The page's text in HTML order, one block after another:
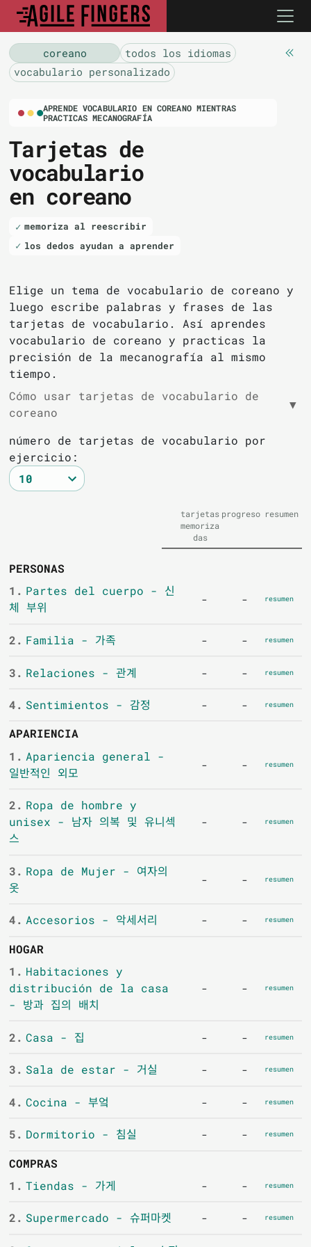
coreano
todos los idiomas
vocabulario personalizado
APRENDE VOCABULARIO EN COREANO MIENTRAS
PRACTICAS MECANOGRAFÍA
Tarjetas de
vocabulario
en coreano
memoriza al reescribir
los dedos ayudan a aprender
Elige un tema de vocabulario de coreano y
luego escribe palabras y frases de las
tarjetas de vocabulario. Así aprendes
vocabulario de coreano y practicas la
precisión de la mecanografía al mismo
tiempo.
Cómo usar tarjetas de vocabulario de
coreano
▼
número de tarjetas de vocabulario por
ejercicio:
tarjetas
memoriza
das
progreso resumen
PERSONAS
1. Partes del cuerpo - 신
체 부위
- - resumen
2. Familia - 가족 - - resumen
3. Relaciones - 관계 - - resumen
4. Sentimientos - 감정 - - resumen
APARIENCIA
1. Apariencia general -
일반적인 외모
- - resumen
2. Ropa de hombre y
unisex - 남자 의복 및 유니섹
스
- - resumen
3. Ropa de Mujer - 여자의
옷
- - resumen
4. Accesorios - 악세서리 - - resumen
HOGAR
1. Habitaciones y
distribución de la casa
- 방과 집의 배치
- - resumen
2. Casa - 집 - - resumen
3. Sala de estar - 거실 - - resumen
4. Cocina - 부엌 - - resumen
5. Dormitorio - 침실 - - resumen
COMPRAS
1. Tiendas - 가게 - - resumen
2. Supermercado - 슈퍼마켓 - - resumen